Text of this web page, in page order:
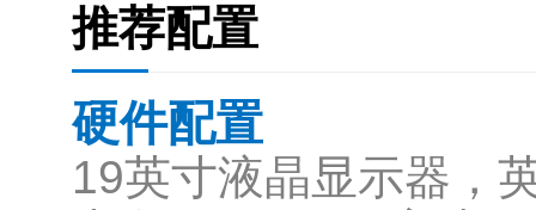
推荐配置
硬件配置
19英寸液晶显示器，